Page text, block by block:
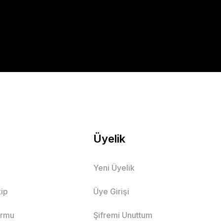
Üyelik
Yeni Üyelik
Üye Girişi
Şifremi Unuttum